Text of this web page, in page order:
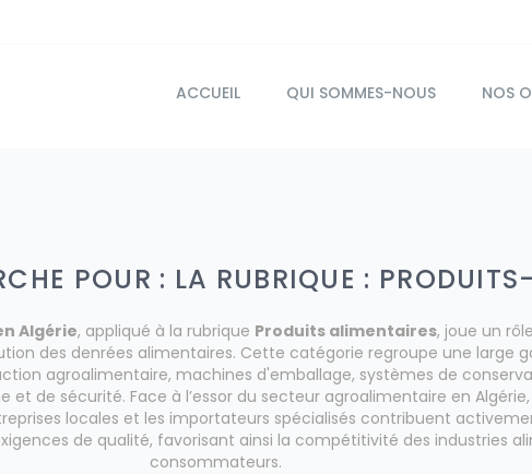
ACCUEIL QUI SOMMES-NOUS NOS
POUR : LA RUBRIQUE :
Algérie, appliqué à la rubrique Produits alimentaires, joue un
des denrées alimentaires. Cette catégorie regroupe une large
agroalimentaire, machines d'emballage, systèmes de
de sécurité. Face à l’essor du secteur agroalimentaire en
locales et les importateurs spécialisés contribuent
de qualité, favorisant ainsi la compétitivité des industries
consommateurs.